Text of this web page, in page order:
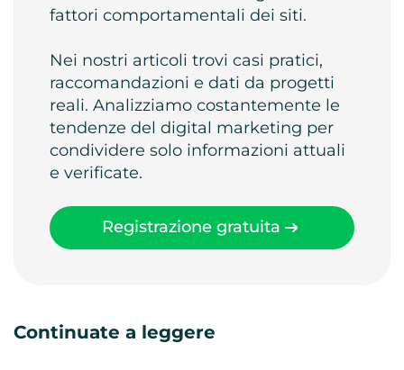
fattori comportamentali dei siti.
Nei nostri articoli trovi casi pratici,
raccomandazioni e dati da progetti
reali. Analizziamo costantemente le
tendenze del digital marketing per
condividere solo informazioni attuali
e verificate.
Registrazione gratuita
Continuate a leggere